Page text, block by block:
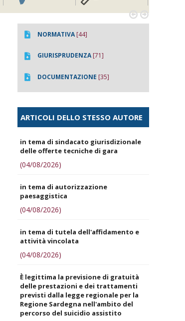
 
NORMATIVA[44]
GIURISPRUDENZA[71]
DOCUMENTAZIONE [35]
ARTICOLI DELLO STESSO AUTORE
in tema di sindacato giurisdizionale
delle offerte tecniche di gara
(04/08/2026)
in tema di autorizzazione
paesaggistica
(04/08/2026)
in tema di tutela dell'affidamento e
attività vincolata
(04/08/2026)
È legittima la previsione di gratuità
delle prestazioni e dei trattamenti
previsti dalla legge regionale per la
Regione Sardegna nell'ambito del
percorso del suicidio assistito